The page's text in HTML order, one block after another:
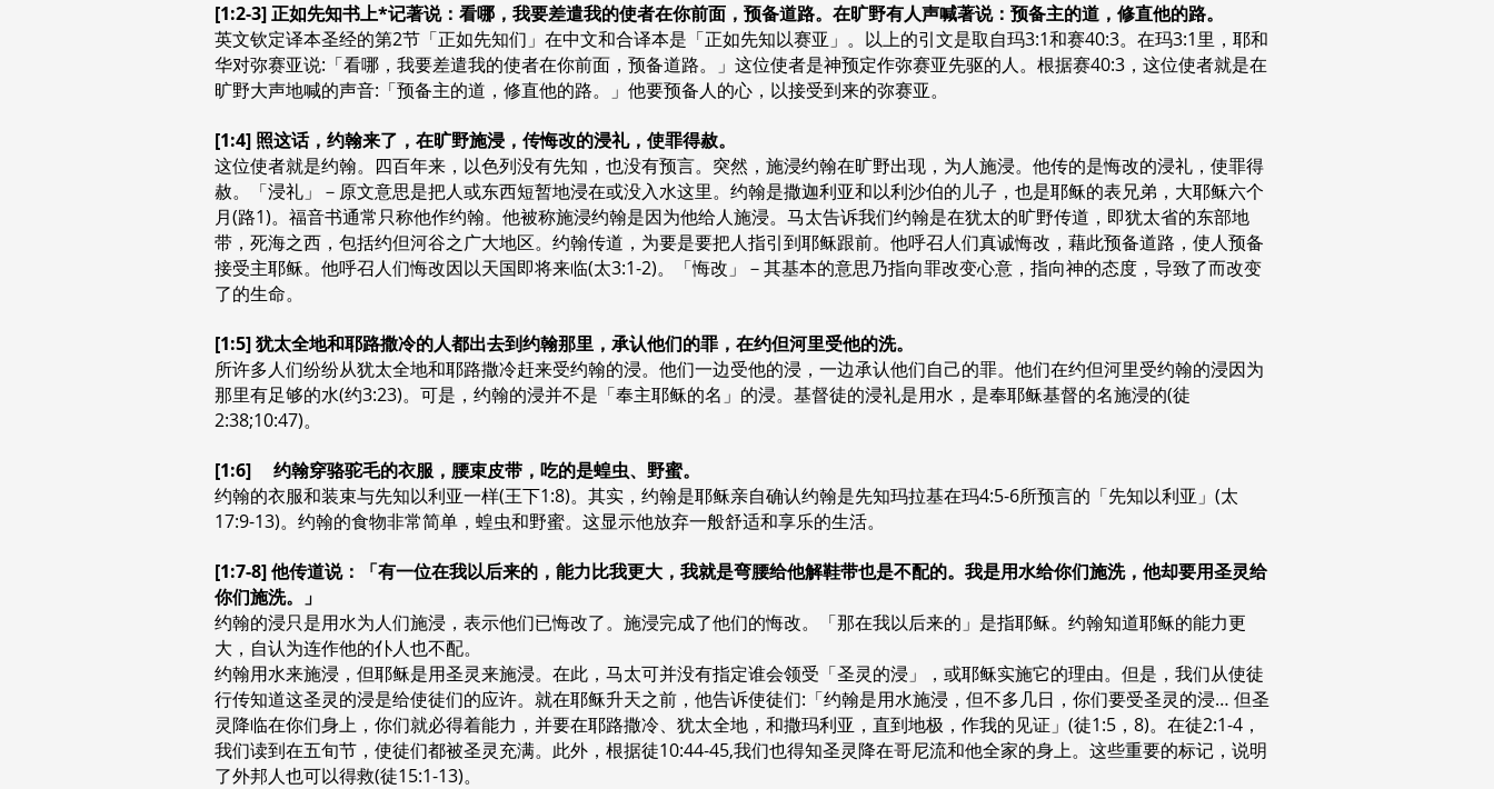
[1:2-3] 正如先知书上*记著说：看哪，我要差遣我的使者在你前面，预备道路。在旷野有人声喊著说：预备主的道，修直他的路。
英文钦定译本圣经的第2节「正如先知们」在中文和合译本是「正如先知以赛亚」。以上的引文是取自玛3:1和赛40:3。在玛3:1里，耶和
华对弥赛亚说:「看哪，我要差遣我的使者在你前面，预备道路。」这位使者是神预定作弥赛亚先驱的人。根据赛40:3，这位使者就是在
旷野大声地喊的声音:「预备主的道，修直他的路。」他要预备人的心，以接受到来的弥赛亚。
[1:4] 照这话，约翰来了，在旷野施浸，传悔改的浸礼，使罪得赦。
这位使者就是约翰。四百年来，以色列没有先知，也没有预言。突然，施浸约翰在旷野出现，为人施浸。他传的是悔改的浸礼，使罪得
赦。「浸礼」－原文意思是把人或东西短暂地浸在或没入水这里。约翰是撒迦利亚和以利沙伯的儿子，也是耶稣的表兄弟，大耶稣六个
月(路1)。福音书通常只称他作约翰。他被称施浸约翰是因为他给人施浸。马太告诉我们约翰是在犹太的旷野传道，即犹太省的东部地
带，死海之西，包括约但河谷之广大地区。约翰传道，为要是要把人指引到耶稣跟前。他呼召人们真诚悔改，藉此预备道路，使人预备
接受主耶稣。他呼召人们悔改因以天国即将来临(太3:1-2)。「悔改」－其基本的意思乃指向罪改变心意，指向神的态度，导致了而改变
了的生命。
[1:5] 犹太全地和耶路撒冷的人都出去到约翰那里，承认他们的罪，在约但河里受他的洗。
所许多人们纷纷从犹太全地和耶路撒冷赶来受约翰的浸。他们一边受他的浸，一边承认他们自己的罪。他们在约但河里受约翰的浸因为
那里有足够的水(约3:23)。可是，约翰的浸并不是「奉主耶稣的名」的浸。基督徒的浸礼是用水，是奉耶稣基督的名施浸的(徒
2:38;10:47)。
[1:6] 约翰穿骆驼毛的衣服，腰束皮带，吃的是蝗虫、野蜜。
约翰的衣服和装束与先知以利亚一样(王下1:8)。其实，约翰是耶稣亲自确认约翰是先知玛拉基在玛4:5-6所预言的「先知以利亚」(太
17:9-13)。约翰的食物非常简单，蝗虫和野蜜。这显示他放弃一般舒适和享乐的生活。
[1:7-8] 他传道说：「有一位在我以后来的，能力比我更大，我就是弯腰给他解鞋带也是不配的。我是用水给你们施洗，他却要用圣灵给
你们施洗。」
约翰的浸只是用水为人们施浸，表示他们已悔改了。施浸完成了他们的悔改。「那在我以后来的」是指耶稣。约翰知道耶稣的能力更
大，自认为连作他的仆人也不配。
约翰用水来施浸，但耶稣是用圣灵来施浸。在此，马太可并没有指定谁会领受「圣灵的浸」，或耶稣实施它的理由。但是，我们从使徒
行传知道这圣灵的浸是给使徒们的应许。就在耶稣升天之前，他告诉使徒们:「约翰是用水施浸，但不多几日，你们要受圣灵的浸… 但圣
灵降临在你们身上，你们就必得着能力，并要在耶路撒冷、犹太全地，和撒玛利亚，直到地极，作我的见证」(徒1:5，8)。在徒2:1-4，
我们读到在五旬节，使徒们都被圣灵充满。此外，根据徒10:44-45,我们也得知圣灵降在哥尼流和他全家的身上。这些重要的标记，说明
了外邦人也可以得救(徒15:1-13)。